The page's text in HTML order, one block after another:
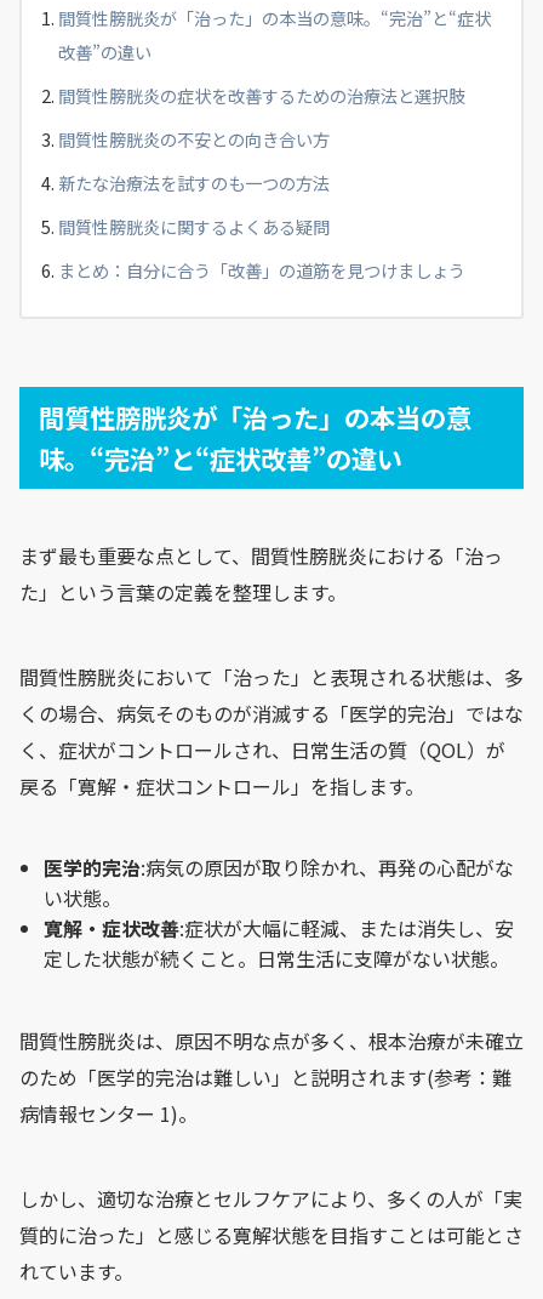
間質性膀胱炎が「治った」の本当の意味。“完治”と“症状
改善”の違い
間質性膀胱炎の症状を改善するための治療法と選択肢
間質性膀胱炎の不安との向き合い方
新たな治療法を試すのも一つの方法
間質性膀胱炎に関するよくある疑問
まとめ：自分に合う「改善」の道筋を見つけましょう
間質性膀胱炎が「治った」の本当の意
味。“完治”と“症状改善”の違い
まず最も重要な点として、間質性膀胱炎における「治っ
た」という言葉の定義を整理します。
間質性膀胱炎において「治った」と表現される状態は、多
くの場合、病気そのものが消滅する「医学的完治」ではな
く、症状がコントロールされ、日常生活の質（QOL）が
戻る「寛解・症状コントロール」を指します。
医学的完治:病気の原因が取り除かれ、再発の心配がな
い状態。
寛解・症状改善:症状が大幅に軽減、または消失し、安
定した状態が続くこと。日常生活に支障がない状態。
間質性膀胱炎は、原因不明な点が多く、根本治療が未確立
のため「医学的完治は難しい」と説明されます(参考：難
病情報センター 1)。
しかし、適切な治療とセルフケアにより、多くの人が「実
質的に治った」と感じる寛解状態を目指すことは可能とさ
れています。